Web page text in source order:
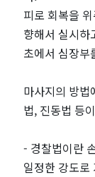
피로 회복을
향해서 실시하
초에서 심장부
마사지의 방법
법, 진동법 등
- 경찰법이란
일정한 강도로